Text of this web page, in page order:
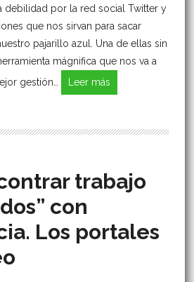
debilidad por la red social Twitter y
que nos sirvan para sacar
pajarillo azul. Una de ellas sin
mágnifica que nos va a
gestión…
Leer más
trabajo
con
Los portales